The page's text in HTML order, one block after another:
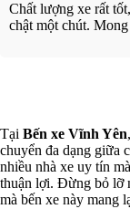
Chất lượng xe rất
chật một chút.
Tại Bến xe Vĩnh Yên
chuyển đa dạng giữa
nhiều nhà xe uy tín
thuận lợi. Đừng bỏ lỡ
mà bến xe này mang